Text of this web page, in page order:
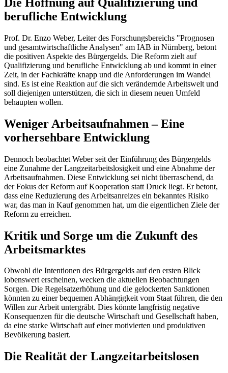
berufliche Entwicklung
Prof. Dr. Enzo Weber, Leiter des Forschungsbereichs "Prognosen
und gesamtwirtschaftliche Analysen" am IAB in Nürnberg, betont
die positiven Aspekte des Bürgergelds. Die Reform zielt auf
Qualifizierung und berufliche Entwicklung ab und kommt in einer
Zeit, in der Fachkräfte knapp und die Anforderungen im Wandel
sind. Es ist eine Reaktion auf die sich verändernde Arbeitswelt und
soll diejenigen unterstützen, die sich in diesem neuen Umfeld
behaupten wollen.
Weniger Arbeitsaufnahmen – Eine
vorhersehbare Entwicklung
Dennoch beobachtet Weber seit der Einführung des Bürgergelds
eine Zunahme der Langzeitarbeitslosigkeit und eine Abnahme der
Arbeitsaufnahmen. Diese Entwicklung sei nicht überraschend, da
der Fokus der Reform auf Kooperation statt Druck liegt. Er betont,
dass eine Reduzierung des Arbeitsanreizes ein bekanntes Risiko
war, das man in Kauf genommen hat, um die eigentlichen Ziele der
Reform zu erreichen.
Kritik und Sorge um die Zukunft des
Arbeitsmarktes
Obwohl die Intentionen des Bürgergelds auf den ersten Blick
lobenswert erscheinen, wecken die aktuellen Beobachtungen
Sorgen. Die Regelsatzerhöhung und die gelockerten Sanktionen
könnten zu einer bequemen Abhängigkeit vom Staat führen, die den
Willen zur Arbeit untergräbt. Dies könnte langfristig negative
Konsequenzen für die deutsche Wirtschaft und Gesellschaft haben,
da eine starke Wirtschaft auf einer motivierten und produktiven
Bevölkerung basiert.
Die Realität der Langzeitarbeitslosen